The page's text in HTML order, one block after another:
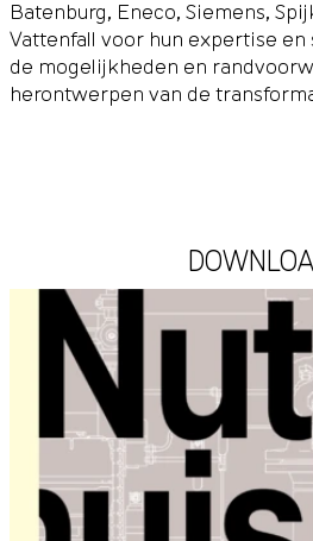
Batenburg, Eneco, Siemens,
Vattenfall voor hun expertise en
de mogelijkheden en
herontwerpen van de